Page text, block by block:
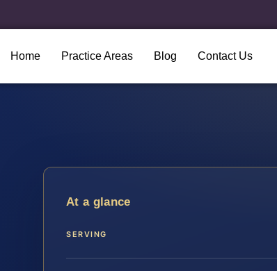
Home Practice Areas Blog Contact Us
At a glance
SERVING